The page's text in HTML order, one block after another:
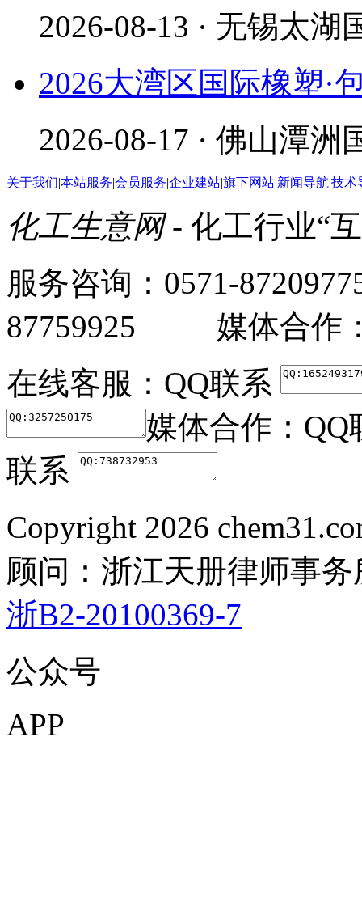
2026-08-13 · 无锡太湖
2026大湾区国际橡塑·
2026-08-17 · 佛山潭洲
关于我们|本站服务|会员服务|企业建站|旗下网站|新闻导航|技术
化工生意网- 化工行业“
服务咨询：0571-
87759925 媒体合作：
在线客服： QQ联系
媒体合作：
联系
Copyright 2026
顾问：浙江天册律师事
浙B2-20100369-7
公众号
APP